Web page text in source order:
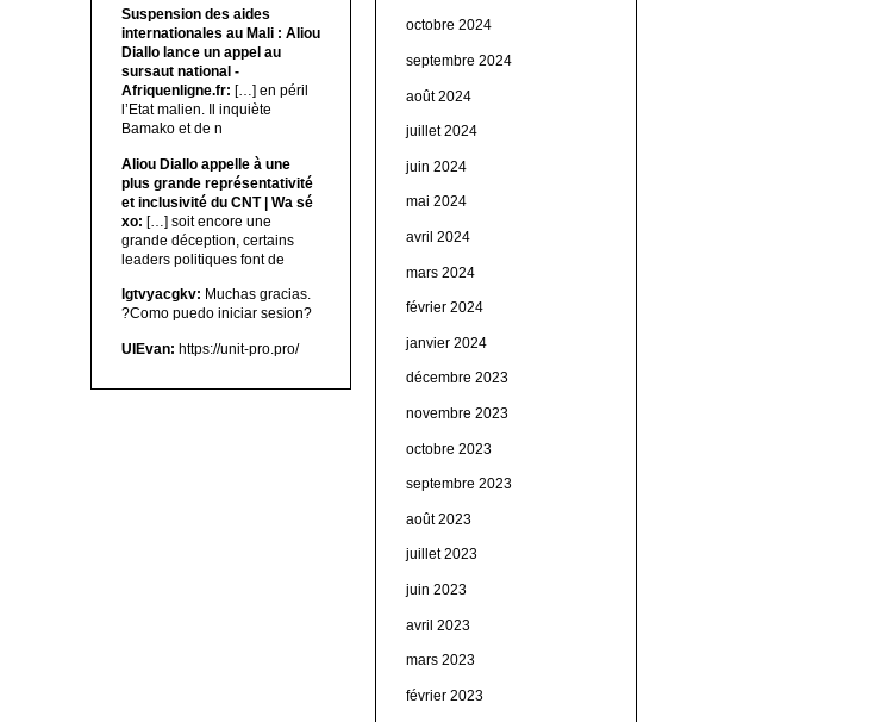
Suspension des aides
internationales au Mali : Aliou
Diallo lance un appel au
sursaut national -
Afriquenligne.fr: […] en péril
l’Etat malien. Il inquiète
Bamako et de n
Aliou Diallo appelle à une
plus grande représentativité
et inclusivité du CNT | Wa sé
xo: […] soit encore une
grande déception, certains
leaders politiques font de
lgtvyacgkv: Muchas gracias.
?Como puedo iniciar sesion?
UIEvan: https://unit-pro.pro/
octobre 2024
septembre 2024
août 2024
juillet 2024
juin 2024
mai 2024
avril 2024
mars 2024
février 2024
janvier 2024
décembre 2023
novembre 2023
octobre 2023
septembre 2023
août 2023
juillet 2023
juin 2023
avril 2023
mars 2023
février 2023